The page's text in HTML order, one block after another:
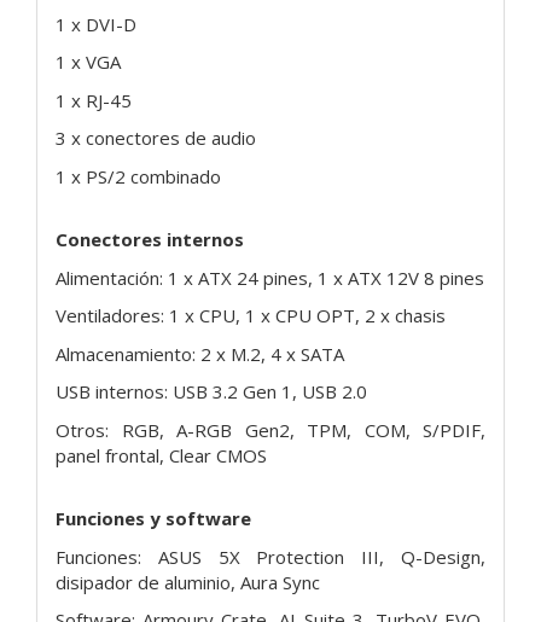
1 x DVI-D
1 x VGA
1 x RJ-45
3 x conectores de audio
1 x PS/2 combinado
Conectores internos
Alimentación: 1 x ATX 24 pines, 1 x ATX 12V 8 pines
Ventiladores: 1 x CPU, 1 x CPU OPT, 2 x chasis
Almacenamiento: 2 x M.2, 4 x SATA
USB internos: USB 3.2 Gen 1, USB 2.0
Otros: RGB, A-RGB Gen2, TPM, COM, S/PDIF,
panel frontal, Clear CMOS
Funciones y software
Funciones: ASUS 5X Protection III, Q-Design,
disipador de aluminio, Aura Sync